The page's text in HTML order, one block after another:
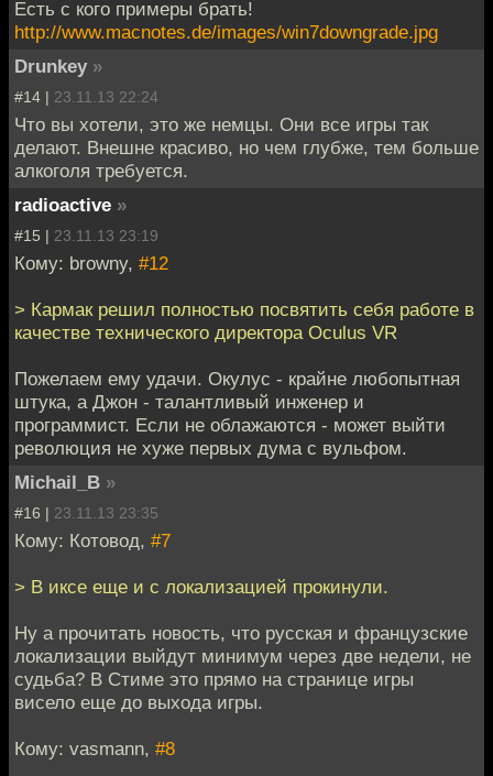
Есть с кого примеры брать!
http://www.macnotes.de/images/win7downgrade.jpg
Drunkey »
#14 | 23.11.13 22:24
Что вы хотели, это же немцы. Они все игры так
делают. Внешне красиво, но чем глубже, тем больше
алкоголя требуется.
radioactive »
#15 | 23.11.13 23:19
Кому: browny, #12
> Кармак решил полностью посвятить себя работе в
качестве технического директора Oculus VR
Пожелаем ему удачи. Окулус - крайне любопытная
штука, а Джон - талантливый инженер и
программист. Если не облажаются - может выйти
революция не хуже первых дума с вульфом.
Michail_B »
#16 | 23.11.13 23:35
Кому: Котовод, #7
> В иксе еще и с локализацией прокинули.
Ну а прочитать новость, что русская и французские
локализации выйдут минимум через две недели, не
судьба? В Стиме это прямо на странице игры
висело еще до выхода игры.
Кому: vasmann, #8